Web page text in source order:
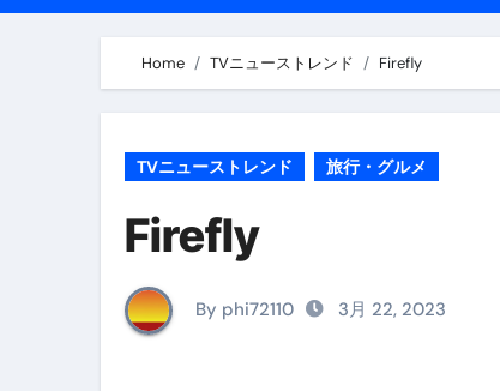
【vlog】超弾丸！！！仕事
TRUE COLORS （ブルーレイ
イタリア料理店【営業風景
Home TVニューストレンド Firefly
TVニューストレンド 旅行・グルメ
Firefly
By phi72110 3月 22, 2023